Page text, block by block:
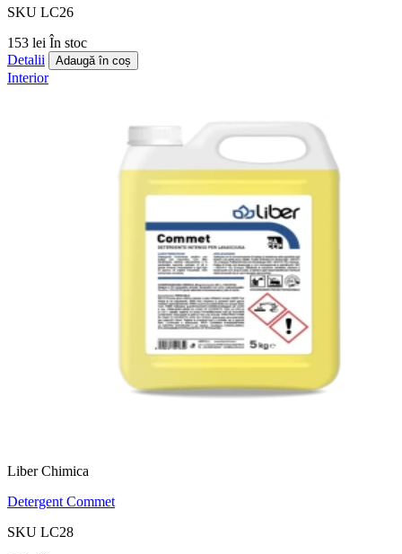
SKU LC26
153 lei În stoc
Detalii
Adaugă în coș
Interior
Liber Chimica
Detergent Commet
SKU LC28